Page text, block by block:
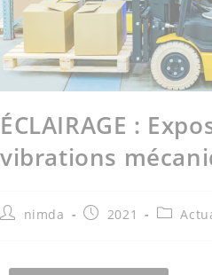
ÉCLAIRAGE :
vibrations
nimda 2021